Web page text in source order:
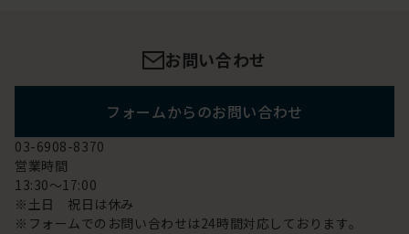
お問い合わせ
フォームからのお問い合わせ
03-6908-8370
営業時間
13:30～17:00
※土日 祝日は休み
※フォームでのお問い合わせは24時間対応しております。